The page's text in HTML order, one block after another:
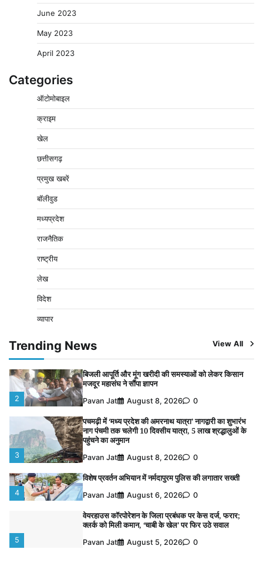
June 2023
May 2023
April 2023
Categories
ऑटोमोबाइल
क्राइम
खेल
छत्तीसगढ़
प्रमुख खबरें
बॉलीवुड
मध्यप्रदेश
राजनैतिक
राष्ट्रीय
लेख
विदेश
व्यापार
Trending News View All
मजदूर महासंघ ने सौंपा ज्ञापन
क्लर्क को मिली कमान, ‘चाबी के खेल’ पर फिर उठे सवाल
1
2
बिजली आपूर्ति और मूंग खरीदी की समस्याओं को लेकर किसान
मजदूर महासंघ ने सौंपा ज्ञापन
Pavan Jat August 8, 2026 0
3
पचमढ़ी में ‘मध्य प्रदेश की अमरनाथ यात्रा’ नागद्वारी का शुभारंभ
नाग पंचमी तक चलेगी 10 दिवसीय यात्रा, 5 लाख श्रद्धालुओं के
पहुंचने का अनुमान
Pavan Jat August 8, 2026 0
4
विशेष प्रवर्तन अभियान में नर्मदापुरम पुलिस की लगातार सख्ती
Pavan Jat August 6, 2026 0
5
वेयरहाउस कॉरपोरेशन के जिला प्रबंधक पर केस दर्ज, फरार;
क्लर्क को मिली कमान, ‘चाबी के खेल’ पर फिर उठे सवाल
Pavan Jat August 5, 2026 0